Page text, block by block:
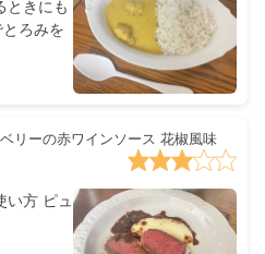
ときにも
ろみを
リーの赤ワインソース 花椒風味
い方 ピュ